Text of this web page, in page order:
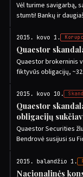
Vėl turime savigarbą,
stumti! Bankų ir
2015. kovo 1.
Quaestor
Quaestor brokerninis
fiktyvūs obligacijų, ~32
2015. kovo 10.
Quaestor
obligacijų
Quaestor Securities
Bendrovė susijusi su
2015. balandžio 1.
Nacionalinės